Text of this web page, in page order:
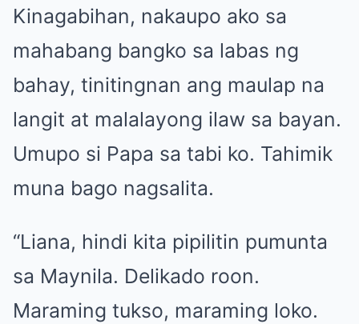
Kinagabihan, nakaupo ako sa
mahabang bangko sa labas ng
bahay, tinitingnan ang maulap na
langit at malalayong ilaw sa bayan.
Umupo si Papa sa tabi ko. Tahimik
muna bago nagsalita.
“Liana, hindi kita pipilitin pumunta
sa Maynila. Delikado roon.
Maraming tukso, maraming loko.